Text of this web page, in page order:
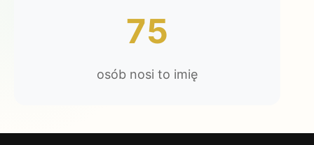
75
osób nosi to imię